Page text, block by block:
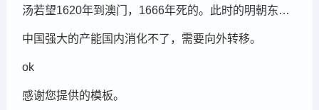
汤若望1620年到澳门，1666年死的。此时的明朝东北地区已经被后金国成立了，在明朝灭亡的崇祯年间，汤若望还能和明朝天文学家一起到东北地区做这个制定历法的比赛，很强大啊。鹤岗，在今天的黑龙江省东部的鹤岗市
中国强大的产能国内消化不了，需要向外转移。
ok
感谢您提供的模板。